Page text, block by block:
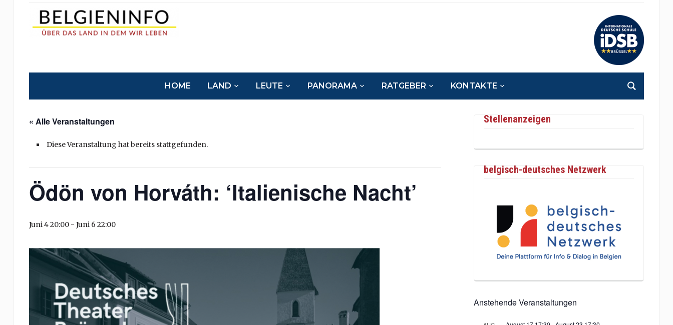
HOME LAND LEUTE PANORAMA RATGEBER KONTAKTE
« Alle Veranstaltungen
Diese Veranstaltung hat bereits stattgefunden.
Ödön von Horváth: ‘Italienische Nacht’
Juni 4 20:00- Juni 6 22:00
Stellenanzeigen
belgisch-deutsches Netzwerk
Anstehende Veranstaltungen